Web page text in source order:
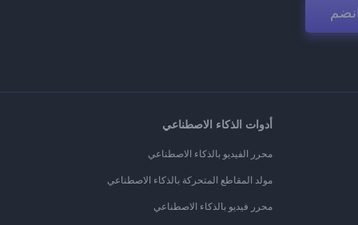
انضم
أدوات الذكاء الاصطناعي
محرر الفيديو بالذكاء الاصطناعي
مولد المقاطع المتحركة بالذكاء الاصطناعي
محرر فيديو بالذكاء الاصطناعي